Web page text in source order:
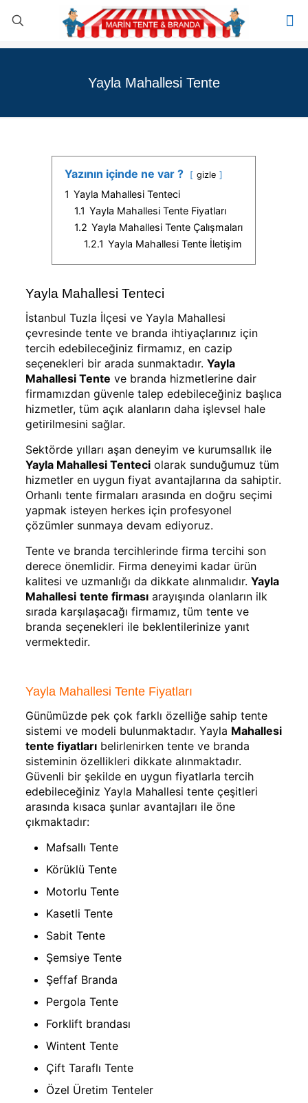
Yayla Mahallesi Tente
Yazının içinde ne var ? gizle
1 Yayla Mahallesi Tenteci
1.1 Yayla Mahallesi Tente Fiyatları
1.2 Yayla Mahallesi Tente Çalışmaları
1.2.1 Yayla Mahallesi Tente İletişim
Yayla Mahallesi Tenteci
İstanbul Tuzla İlçesi ve Yayla Mahallesi
çevresinde tente ve branda ihtiyaçlarınız için
tercih edebileceğiniz firmamız, en cazip
seçenekleri bir arada sunmaktadır. Yayla
Mahallesi Tente ve branda hizmetlerine dair
firmamızdan güvenle talep edebileceğiniz başlıca
hizmetler, tüm açık alanların daha işlevsel hale
getirilmesini sağlar.
Sektörde yılları aşan deneyim ve kurumsallık ile
Yayla Mahallesi Tenteciolarak sunduğumuz tüm
hizmetler en uygun fiyat avantajlarına da sahiptir.
Orhanlı tente firmaları arasında en doğru seçimi
yapmak isteyen herkes için profesyonel
çözümler sunmaya devam ediyoruz.
Tente ve branda tercihlerinde firma tercihi son
derece önemlidir. Firma deneyimi kadar ürün
kalitesi ve uzmanlığı da dikkate alınmalıdır. Yayla
Mahallesi tente firmasıarayışında olanların ilk
sırada karşılaşacağı firmamız, tüm tente ve
branda seçenekleri ile beklentilerinize yanıt
vermektedir.
Yayla Mahallesi Tente Fiyatları
Günümüzde pek çok farklı özelliğe sahip tente
sistemi ve modeli bulunmaktadır. Yayla Mahallesi
tente fiyatlarıbelirlenirken tente ve branda
sisteminin özellikleri dikkate alınmaktadır.
Güvenli bir şekilde en uygun fiyatlarla tercih
edebileceğiniz Yayla Mahallesi tente çeşitleri
arasında kısaca şunlar avantajları ile öne
çıkmaktadır:
Mafsallı Tente
Körüklü Tente
Motorlu Tente
Kasetli Tente
Sabit Tente
Şemsiye Tente
Şeffaf Branda
Pergola Tente
Forklift brandası
Wintent Tente
Çift Taraflı Tente
Özel Üretim Tenteler